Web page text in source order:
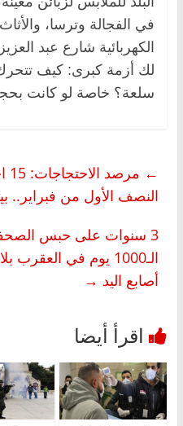
في الفجالة وترسا،
الكهربائية شارع عبد
لك أزمة كبرى: كيف
سلعة؟ خاصة لو كانت
←
النصف الأول من فبراير..
3 سنوات على حبس
الـ1000 يوم في
أصابع اليد →